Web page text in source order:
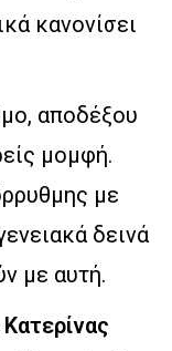
κανονίσει
αποδέξου
μομφή.
με
δεινά
με αυτή.